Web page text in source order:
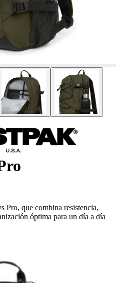
Pro, que combina resistencia,
óptima para un día a día